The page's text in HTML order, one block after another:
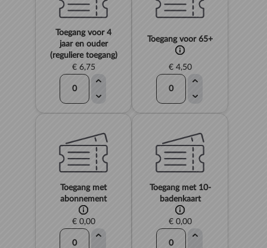
Toegang voor 4
jaar en ouder
(reguliere toegang)
€ 6,75
Toegang voor 65+
€ 4,50
Toegang met
abonnement
€ 0,00
Toegang met 10-
badenkaart
€ 0,00